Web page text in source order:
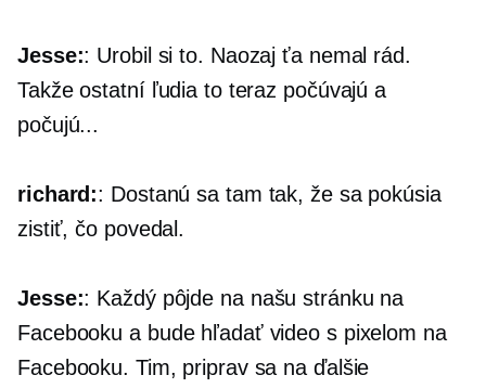
Jesse:: Urobil si to. Naozaj ťa nemal rád.
Takže ostatní ľudia to teraz počúvajú a
počujú...
richard:: Dostanú sa tam tak, že sa pokúsia
zistiť, čo povedal.
Jesse:: Každý pôjde na našu stránku na
Facebooku a bude hľadať video s pixelom na
Facebooku. Tim, priprav sa na ďalšie